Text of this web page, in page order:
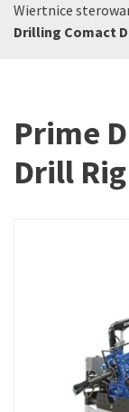
Wiertnice
Drilling Comact
Prime
Drill